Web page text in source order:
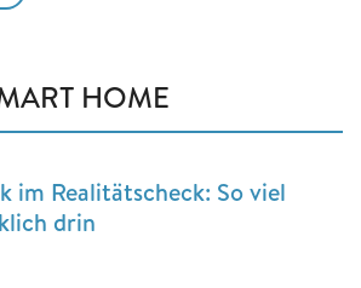
HOME
im Realitätscheck: So viel
drin